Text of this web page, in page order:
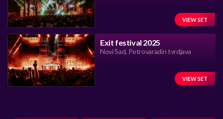
VIEW SET
Exit festival 2025
Novi Sad, Petrovaradin tvrdjava
VIEW SET